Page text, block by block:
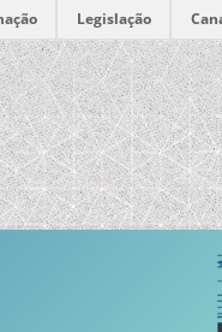
Legislação